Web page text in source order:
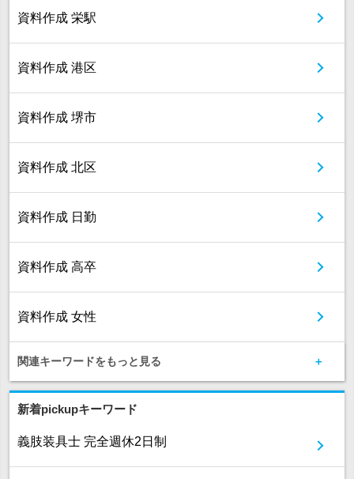
資料作成 栄駅
資料作成 港区
資料作成 堺市
資料作成 北区
資料作成 日勤
資料作成 高卒
資料作成 女性
関連キーワードをもっと見る
新着pickupキーワード
義肢装具士 完全週休2日制